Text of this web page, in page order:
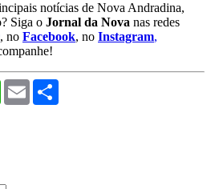
notícias de Nova Andradina,
Siga o Jornal da Nova nas redes
, no Facebook, no Instagram,
WhatsApp
Email